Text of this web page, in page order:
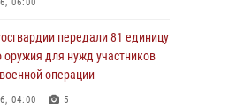
передали 81 единицу
оружия для нужд участников
операции
04:00 5